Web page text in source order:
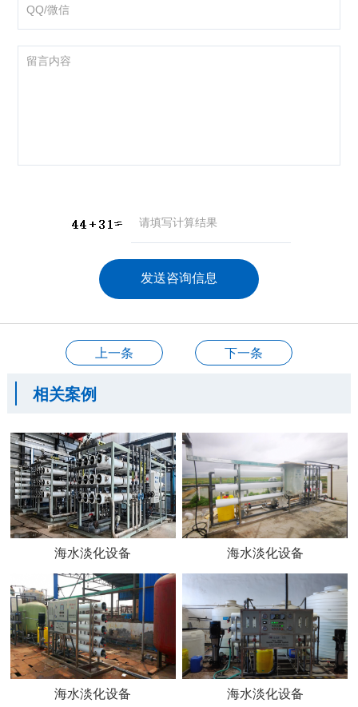
上一条 下一条
相关案例
海水淡化设备 海水淡化设备
海水淡化设备 海水淡化设备